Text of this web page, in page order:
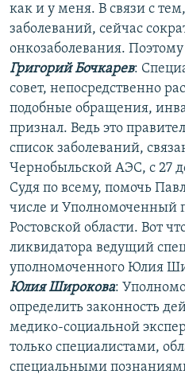
как и у меня. В связи с
заболеваний, сейчас
онкозаболевания.
Григорий Бочкарев:
совет, непосредственно
подобные обращения,
признал. Ведь это
список заболеваний,
Чернобыльской АЭС, с 27
Судя по всему, помочь
числе и Уполномоченный
Ростовской области. Вот
ликвидатора ведущий
уполномоченного Юлия
Юлия Широкова:
определить законность
медико-социальной
только специалистами,
специальными